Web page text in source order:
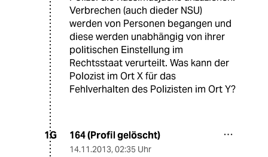
Verbrechen (auch dieder NSU)
werden von Personen begangen und
diese werden unabhängig von ihrer
politischen Einstellung im
Rechtsstaat verurteilt. Was kann der
Polozist im Ort X für das
Fehlverhalten des Polizisten im Ort Y?
1G 164 (Profil gelöscht)
14.11.2013, 02:35 Uhr